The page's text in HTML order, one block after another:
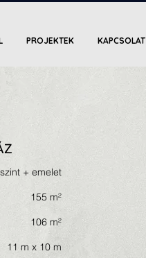
PROJEKTEK KAPCSOLAT
+ emelet
155 m²
106 m²
11 m x 10 m